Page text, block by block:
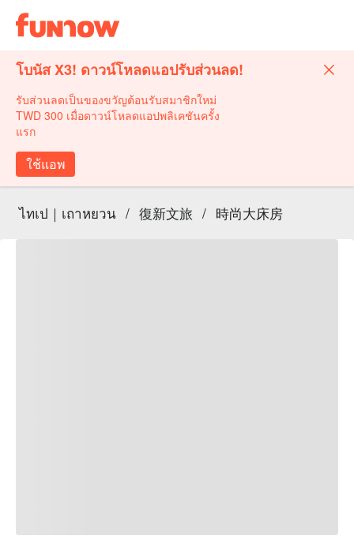
โบนัส X3! ดาวน์โหลดแอปรับส่วนลด!
รับส่วนลดเป็นของขวัญต้อนรับสมาชิกใหม่
TWD 300 เมื่อดาวน์โหลดแอปพลิเคชันครั้ง
แรก
ใช้แอพ
ไทเป｜เถาหยวน / 復新文旅 / 時尚大床房